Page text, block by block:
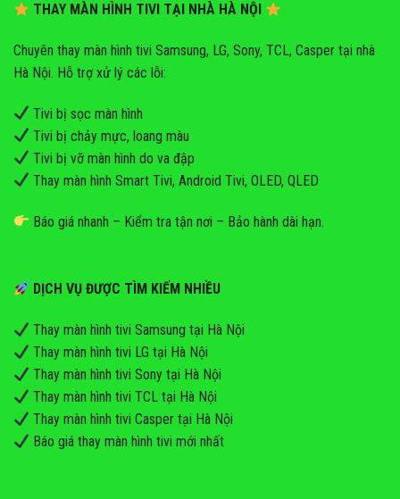
THAY MÀN HÌNH TIVI TẠI NHÀ HÀ NỘI
Chuyên thay màn hình tivi Samsung, LG, Sony, TCL, Casper tại nhà
Hà Nội. Hỗ trợ xử lý các lỗi:
Tivi bị sọc màn hình
Tivi bị chảy mực, loang màu
Tivi bị vỡ màn hình do va đập
Thay màn hình Smart Tivi, Android Tivi, OLED, QLED
Báo giá nhanh – Kiểm tra tận nơi – Bảo hành dài hạn.
DỊCH VỤ ĐƯỢC TÌM KIẾM NHIỀU
Thay màn hình tivi Samsung tại Hà Nội
Thay màn hình tivi LG tại Hà Nội
Thay màn hình tivi Sony tại Hà Nội
Thay màn hình tivi TCL tại Hà Nội
Thay màn hình tivi Casper tại Hà Nội
Báo giá thay màn hình tivi mới nhất